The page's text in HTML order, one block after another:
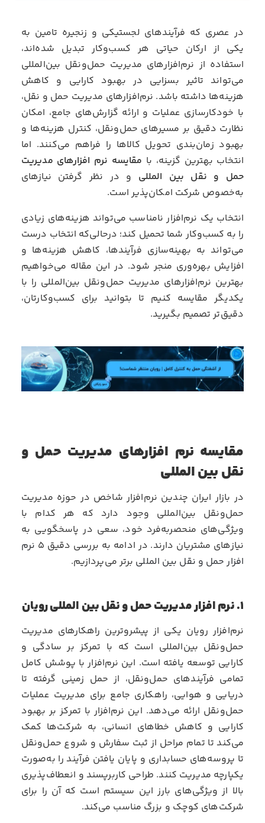
در عصری که فرآیندهای لجستیکی و زنجیره تامین به
یکی از ارکان حیاتی هر کسب‌وکار تبدیل شده‌اند،
استفاده از نرم‌افزارهای مدیریت حمل‌ونقل بین‌المللی
می‌تواند تاثیر بسزایی در بهبود کارایی و کاهش
هزینه‌ها داشته باشد. نرم‌افزارهای مدیریت حمل و نقل،
با خودکارسازی عملیات و ارائه گزارش‌های جامع، امکان
نظارت دقیق بر مسیرهای حمل‌ونقل، کنترل هزینه‌ها و
بهبود زمان‌بندی تحویل کالاها را فراهم می‌کنند. اما
انتخاب بهترین گزینه، با مقایسه نرم افزارهای مدیریت
حمل و نقل بین المللی و در نظر گرفتن نیازهای
به‌خصوص شرکت امکان‌پذیر است.
انتخاب یک نرم‌افزار نامناسب می‌تواند هزینه‌های زیادی
را به کسب‌وکار شما تحمیل کند؛ درحالی‌که انتخاب درست
می‌تواند به بهینه‌سازی فرآیندها، کاهش هزینه‌ها و
افزایش بهره‌وری منجر شود. در این مقاله می‌خواهیم
بهترین نرم‌افزارهای مدیریت حمل‌ونقل بین‌المللی را با
یکدیگر مقایسه کنیم تا بتوانید برای کسب‌وکارتان،
دقیق‌تر تصمیم بگیرید.
مقایسه نرم افزارهای مدیریت حمل و
نقل بین المللی
در بازار ایران چندین نرم‌افزار شاخص در حوزه مدیریت
حمل‌ونقل بین‌المللی وجود دارد که هر کدام با
ویژگی‌های منحصربه‌فرد خود، سعی در پاسخگویی به
نیازهای مشتریان دارند. در ادامه به بررسی دقیق ۵
نرم
افزار حمل و نقل بین المللی برتر می‌پردازیم.
۱. نرم افزار مدیریت حمل و نقل بین المللی رویان
نرم‌افزار رویان یکی از پیشروترین راهکارهای مدیریت
حمل‌ونقل بین‌المللی است که با تمرکز بر سادگی و
کارایی توسعه یافته است. این نرم‌افزار با پوشش کامل
تمامی فرآیندهای حمل‌ونقل، از حمل زمینی گرفته تا
دریایی و هوایی، راهکاری جامع برای مدیریت عملیات
حمل‌ونقل ارائه می‌دهد. این نرم‌افزار با تمرکز بر بهبود
کارایی و کاهش خطاهای انسانی، به شرکت‌ها کمک
می‌کند تا تمام مراحل از ثبت سفارش و شروع حمل‌ونقل
تا پروسه‌های حسابداری و پایان یافتن فرآیند را به‌صورت
یکپارچه مدیریت کنند. طراحی کاربرپسند و انعطاف‌پذیری
بالا از ویژگی‌های بارز این سیستم است که آن را برای
شرکت‌های کوچک و بزرگ مناسب می‌کند.